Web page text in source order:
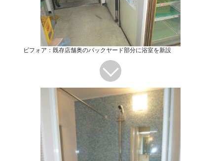
ビフォア：既存店舗奥のバックヤード部分に浴室を新設